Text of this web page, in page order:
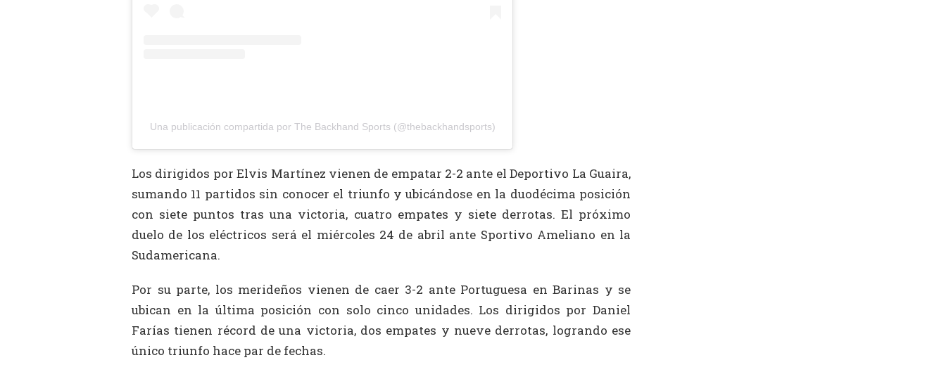
Una publicación compartida por The Backhand Sports (@thebackhandsports)
Los dirigidos por Elvis Martínez vienen de empatar 2-2 ante el Deportivo La Guaira,
sumando 11 partidos sin conocer el triunfo y ubicándose en la duodécima posición
con siete puntos tras una victoria, cuatro empates y siete derrotas. El próximo
duelo de los eléctricos será el miércoles 24 de abril ante Sportivo Ameliano en la
Sudamericana.
Por su parte, los merideños vienen de caer 3-2 ante Portuguesa en Barinas y se
ubican en la última posición con solo cinco unidades. Los dirigidos por Daniel
Farías tienen récord de una victoria, dos empates y nueve derrotas, logrando ese
único triunfo hace par de fechas.